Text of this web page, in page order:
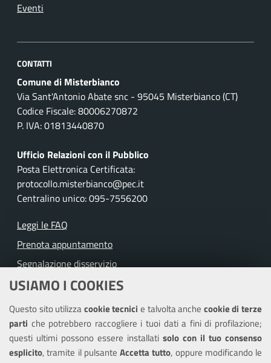
USIAMO I COOKIES
Questo sito utilizzacookie tecnicie talvolta anche cookie di terze
parti che potrebbero raccogliere i tuoi dati a fini di profilazione;
questi ultimi possono essere installati solo con il tuo consenso
esplicito, tramite il pulsante Accetta tutto, oppure modificando le
Eventi
CONTATTI
Comune di Misterbianco
Via Sant'Antonio Abate snc - 95045 Misterbianco (CT)
Codice Fiscale: 80006270872
P. IVA: 01813440870
Ufficio Relazioni con il Pubblico
Posta Elettronica Certificata:
protocollo.misterbianco@pec.it
Centralino unico: 095-7556200
Leggi le FAQ
Prenota appuntamento
Segnalazione disservizio
Richiesta assistenza
Amministrazione trasparente
Informativa privacy
Note legali